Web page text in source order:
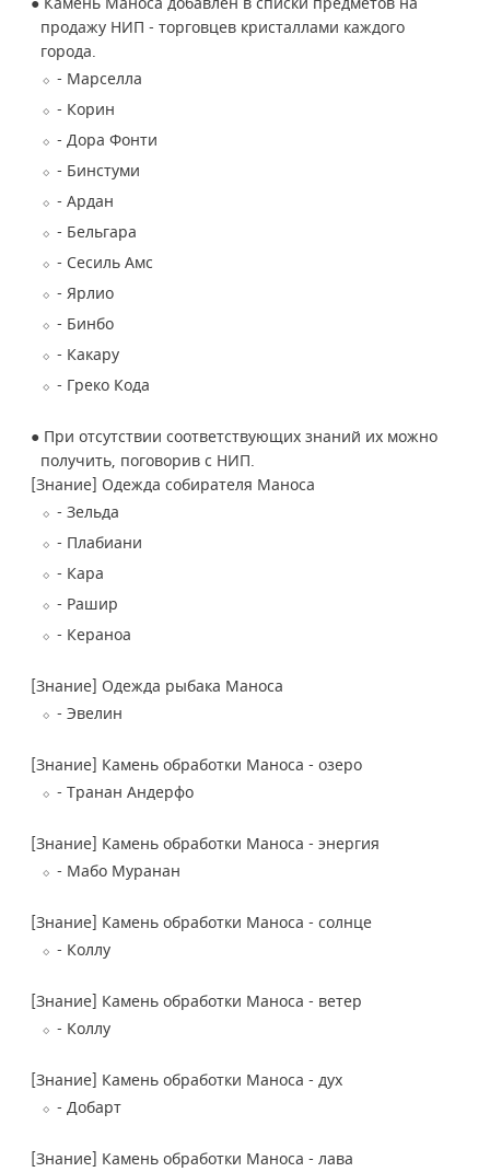
продажу НИП - торговцев кристаллами каждого
города.
- Марселла
- Корин
- Дора Фонти
- Бинстуми
- Ардан
- Бельгара
- Сесиль Амс
- Ярлио
- Бинбо
- Какару
- Греко Кода
● При отсутствии соответствующих знаний их можно
получить, поговорив с НИП.
[Знание] Одежда собирателя Маноса
- Зельда
- Плабиани
- Кара
- Рашир
- Кераноа
[Знание] Одежда рыбака Маноса
- Эвелин
[Знание] Камень обработки Маноса - озеро
- Транан Андерфо
[Знание] Камень обработки Маноса - энергия
- Мабо Муранан
[Знание] Камень обработки Маноса - солнце
- Коллу
[Знание] Камень обработки Маноса - ветер
- Коллу
[Знание] Камень обработки Маноса - дух
- Добарт
[Знание] Камень обработки Маноса - лава